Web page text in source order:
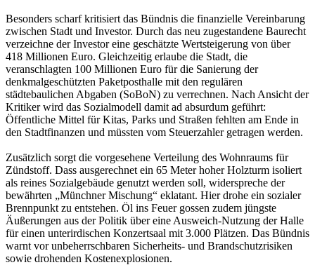
Besonders scharf kritisiert das Bündnis die finanzielle Vereinbarung
zwischen Stadt und Investor. Durch das neu zugestandene Baurecht
verzeichne der Investor eine geschätzte Wertsteigerung von über
418 Millionen Euro. Gleichzeitig erlaube die Stadt, die
veranschlagten 100 Millionen Euro für die Sanierung der
denkmalgeschützten Paketposthalle mit den regulären
städtebaulichen Abgaben (SoBoN) zu verrechnen. Nach Ansicht der
Kritiker wird das Sozialmodell damit ad absurdum geführt:
Öffentliche Mittel für Kitas, Parks und Straßen fehlten am Ende in
den Stadtfinanzen und müssten vom Steuerzahler getragen werden.
Zusätzlich sorgt die vorgesehene Verteilung des Wohnraums für
Zündstoff. Dass ausgerechnet ein 65 Meter hoher Holzturm isoliert
als reines Sozialgebäude genutzt werden soll, widerspreche der
bewährten „Münchner Mischung“ eklatant. Hier drohe ein sozialer
Brennpunkt zu entstehen. Öl ins Feuer gossen zudem jüngste
Äußerungen aus der Politik über eine Ausweich-Nutzung der Halle
für einen unterirdischen Konzertsaal mit 3.000 Plätzen. Das Bündnis
warnt vor unbeherrschbaren Sicherheits- und Brandschutzrisiken
sowie drohenden Kostenexplosionen.